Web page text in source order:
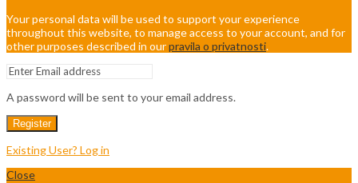
Your personal data will be used to support your experience
throughout this website, to manage access to your account, and for
other purposes described in ourpravila o privatnosti.
A password will be sent to your email address.
Register
Existing User? Log in
Close